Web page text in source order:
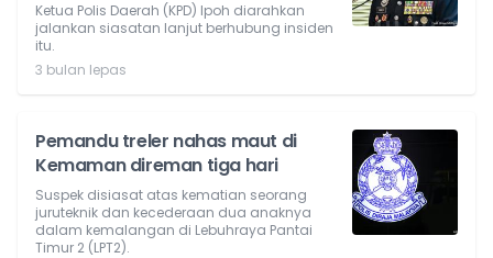
Ketua Polis Daerah (KPD) Ipoh diarahkan
jalankan siasatan lanjut berhubung insiden
itu.
3 bulan lepas
Pemandu treler nahas maut di
Kemaman direman tiga hari
Suspek disiasat atas kematian seorang
juruteknik dan kecederaan dua anaknya
dalam kemalangan di Lebuhraya Pantai
Timur 2 (LPT2).